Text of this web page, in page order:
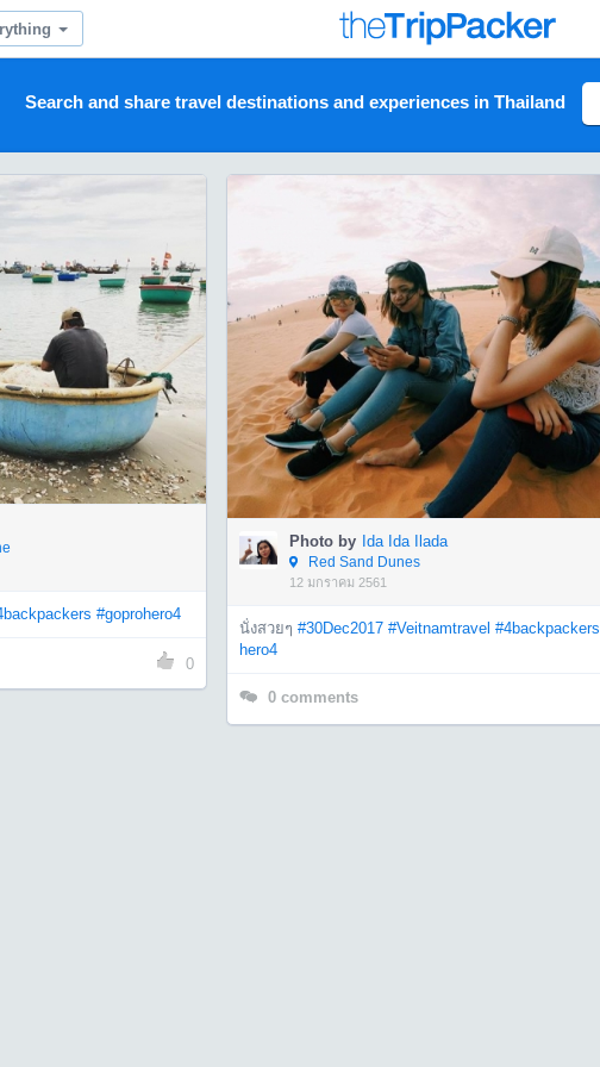
Search and share travel destinations and experiences in Thailand
#goprohero4
0
Photo by Ida Ida Ilada
Red Sand Dunes
12 มกราคม 2561
นั่งสวยๆ #30Dec2017 #Veitnamtravel #4backpackers
hero4
0 comments